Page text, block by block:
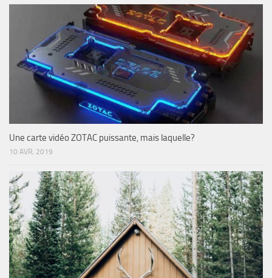
Une carte vidéo ZOTAC puissante, mais laquelle?
10 AVR, 2019